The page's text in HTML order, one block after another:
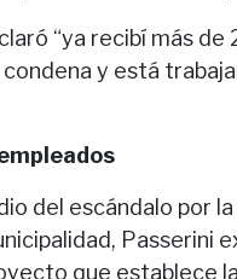
“ya recibí más
y está
del escándalo por
Passerini
que establece